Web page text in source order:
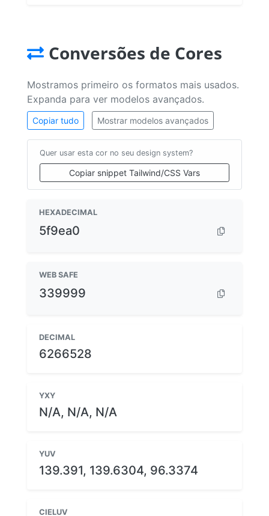
Conversões de Cores
Mostramos primeiro os formatos mais usados.
Expanda para ver modelos avançados.
Copiar tudo Mostrar modelos avançados
Quer usar esta cor no seu design system?
Copiar snippet Tailwind/CSS Vars
HEXADECIMAL
5f9ea0
WEB SAFE
339999
DECIMAL
6266528
YXY
N/A, N/A, N/A
YUV
139.391, 139.6304, 96.3374
CIELUV